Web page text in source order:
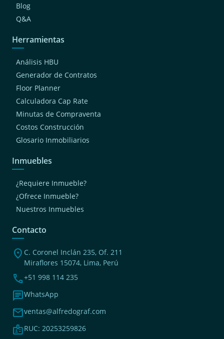
Blog
Q&A
Herramientas
Análisis HBU
Generador de Contratos
Floor Planner
Calculadora Cap Rate
Minutas de Compraventa
Costos Construcción
Glosario Inmobiliarios
Inmuebles
¿Requiere Inmueble?
¿Ofrece Inmueble?
Nuestros Inmuebles
Contacto
location_on C. Coronel Inclán 235, Of. 211
Miraflores 15074, Lima, Perú
phone+51 998 114 235
chatWhatsApp
mailventas@alfredograf.com
badgeRUC: 20253259826